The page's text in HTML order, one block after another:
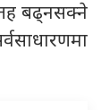
बढ्नसक्ने